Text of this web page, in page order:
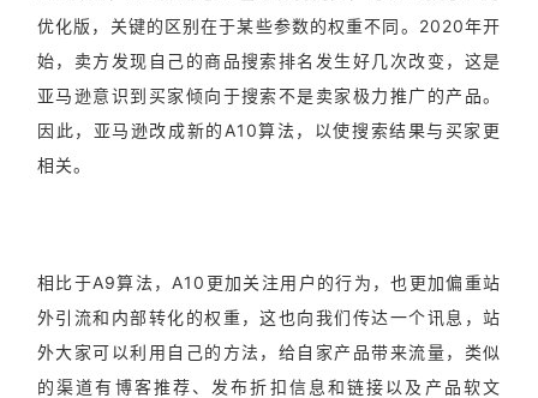
优化版，关键的区别在于某些参数的权重不同。2020年开
始，卖方发现自己的商品搜索排名发生好几次改变，这是
亚马逊意识到买家倾向于搜索不是卖家极力推广的产品。
因此，亚马逊改成新的A10算法，以使搜索结果与买家更
相关。
相比于A9算法，A10更加关注用户的行为，也更加偏重站
外引流和内部转化的权重，这也向我们传达一个讯息，站
外大家可以利用自己的方法，给自家产品带来流量，类似
的渠道有博客推荐、发布折扣信息和链接以及产品软文